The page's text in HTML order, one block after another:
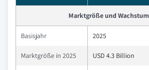
Marktgröße und Wachstum
Basisjahr 2025
Marktgröße in 2025 USD 4.3 Billion